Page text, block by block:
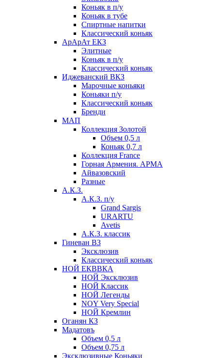
Коньяк в п/у
Коньяк в тубе
Спиртные напитки
Классический коньяк
АрАрАт ЕКЗ
Элитные
Коньяк в п/у
Классический коньяк
Иджеванский ВКЗ
Марочные коньяки
Коньяки п/у
Классический коньяк
Бренди
МАП
Коллекция Золотой
Объем 0,5 л
Коньяк 0,7 л
Коллекция France
Горная Армения. АРМА
Айвазовский
Разные
А.К.З.
А.К.З. п/у
Grand Sargis
URARTU
Avetis
А.К.З. классик
Гиневан ВЗ
Эксклюзив
Классический коньяк
НОЙ ЕКВВКА
НОЙ Эксклюзив
НОЙ Классик
НОЙ Легенды
NOY Very Speсial
НОЙ Кремлин
Оганян КЗ
Мадатовъ
Объем 0,5 л
Объем 0,75 л
Эксклюзивные Коньяки